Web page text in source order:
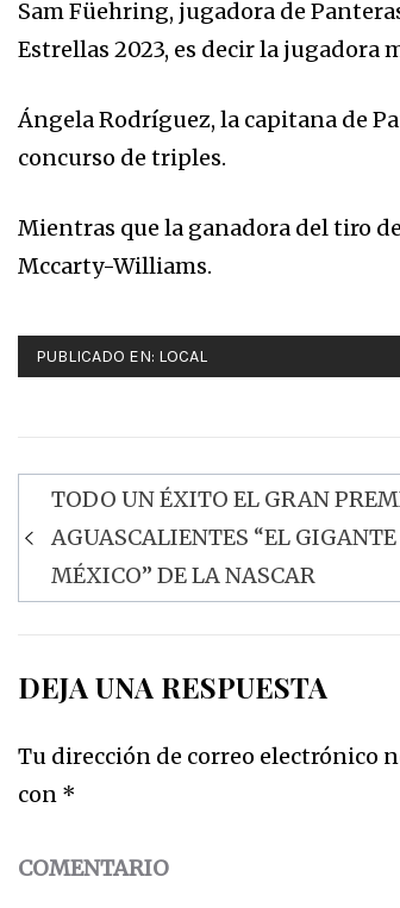
Sam Füehring, jugadora de
Estrellas 2023, es decir la jugadora
Ángela Rodríguez, la capitana de
concurso de triples.
Mientras que la ganadora del tiro
Mccarty-Williams.
PUBLICADO EN: LOCAL
Navegación
de
entradas
TODO UN ÉXITO EL GRAN
AGUASCALIENTES “EL
MÉXICO” DE LA NASCAR
DEJA UNA RESPUESTA
Tu dirección de correo electrónico
con *
COMENTARIO